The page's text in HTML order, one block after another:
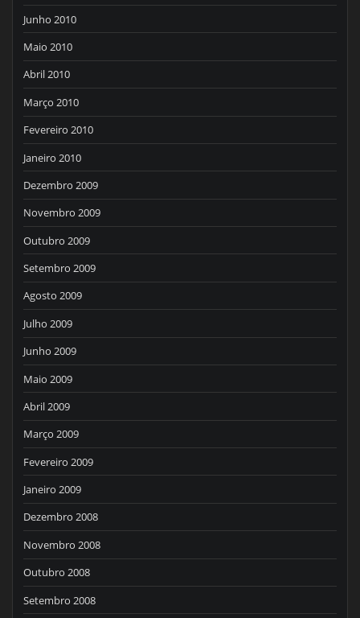
Junho 2010
Maio 2010
Abril 2010
Março 2010
Fevereiro 2010
Janeiro 2010
Dezembro 2009
Novembro 2009
Outubro 2009
Setembro 2009
Agosto 2009
Julho 2009
Junho 2009
Maio 2009
Abril 2009
Março 2009
Fevereiro 2009
Janeiro 2009
Dezembro 2008
Novembro 2008
Outubro 2008
Setembro 2008